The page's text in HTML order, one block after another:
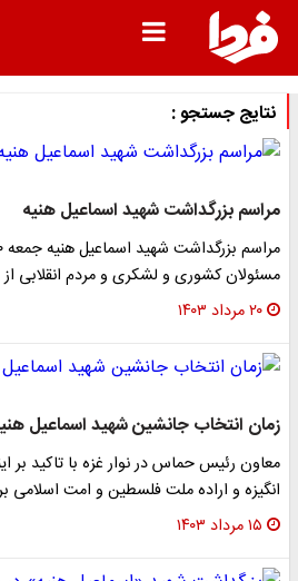
نتایج جستجو :
مراسم بزرگداشت شهید اسماعیل هنیه
مسئولان کشوری و لشکری و مردم انقلابی
۲۰ مرداد ۱۴۰۳
زمان انتخاب جانشین شهید اسماعیل
معاون رئیس حماس در نوار غزه با تاکید بر
انگیزه و اراده ملت فلسطین و امت اسلامی
۱۵ مرداد ۱۴۰۳